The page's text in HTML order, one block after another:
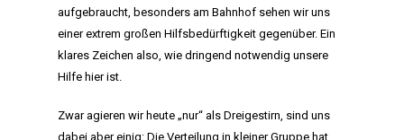
aufgebraucht, besonders am Bahnhof sehen wir uns
einer extrem großen Hilfsbedürftigkeit gegenüber. Ein
klares Zeichen also, wie dringend notwendig unsere
Hilfe hier ist.
Zwar agieren wir heute „nur“ als Dreigestirn, sind uns
dabei aber einig: Die Verteilung in kleiner Gruppe hat